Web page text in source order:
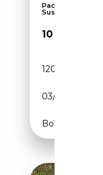
Pack Sport,
Susp...
10 650€
120 954 km
03/2008
Boîte